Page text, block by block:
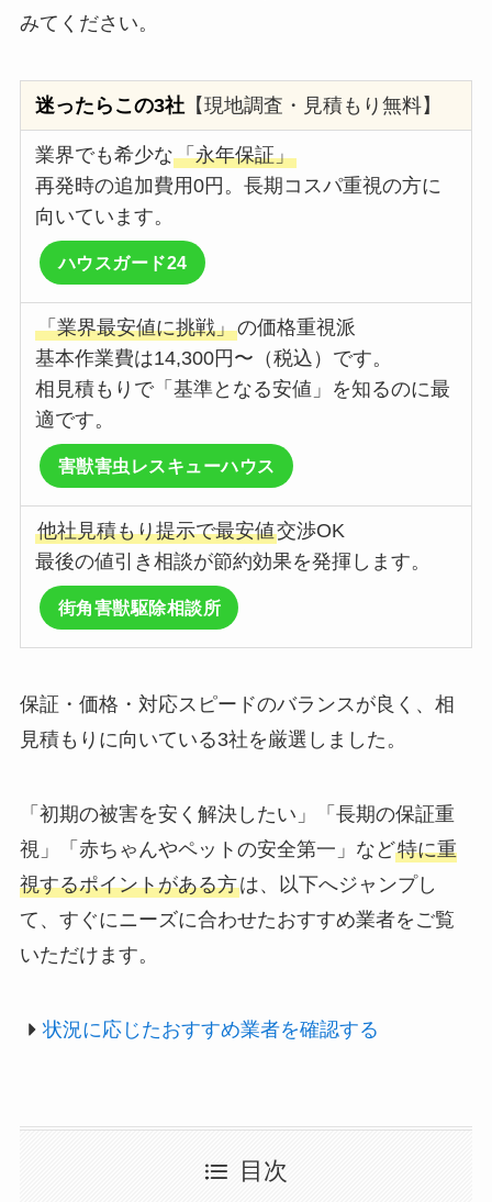
みてください。
迷ったらこの3社 【現地調査・見積もり無料】
業界でも希少な「永年保証」
再発時の追加費用0円。長期コスパ重視の方に
向いています。
ハウスガード24
「業界最安値に挑戦」の価格重視派
基本作業費は14,300円〜（税込）です。
相見積もりで「基準となる安値」を知るのに最
適です。
害獣害虫レスキューハウス
他社見積もり提示で最安値交渉OK
最後の値引き相談が節約効果を発揮します。
街角害獣駆除相談所
保証・価格・対応スピードのバランスが良く、相
見積もりに向いている3社を厳選しました。
「初期の被害を安く解決したい」「長期の保証重
視」「赤ちゃんやペットの安全第一」など特に重
視するポイントがある方は、以下へジャンプし
て、すぐにニーズに合わせたおすすめ業者をご覧
いただけます。
状況に応じたおすすめ業者を確認する
目次